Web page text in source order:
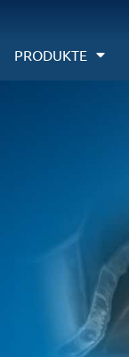
PRODUKTE